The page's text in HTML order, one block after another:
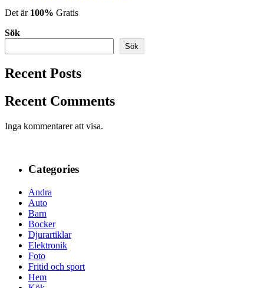
Det är 100% Gratis
Sök
Sök
Recent Posts
Recent Comments
Inga kommentarer att visa.
Categories
Andra
Auto
Barn
Bocker
Djurartiklar
Elektronik
Foto
Fritid och sport
Hem